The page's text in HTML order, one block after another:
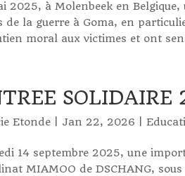
2025, à Molenbeek en
de la guerre à Goma, en
moral aux victimes et ont
Etonde Jan 22, 2026 |
14 septembre 2025, une
MIAMOO de DSCHANG,